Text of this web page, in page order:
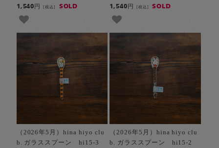
1,540円[税込] SOLD 1,540円 [税込] SOLD
（2026年5月）hina hiyo clu
b. ガラススプーン hi15-3
（2026年5月）hina hiyo clu
b. ガラススプーン hi15-2